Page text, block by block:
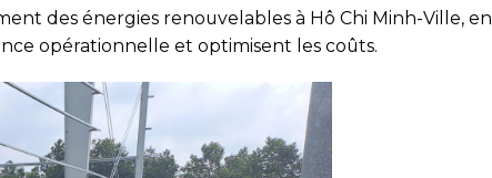
des énergies renouvelables à Hô Chi Minh-Ville, en
opérationnelle et optimisent les coûts.